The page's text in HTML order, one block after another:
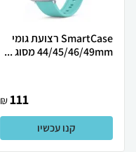
SmartCase רצועת גומי
44/45/46/49mm מסוג ...
111
₪
קנו עכשיו